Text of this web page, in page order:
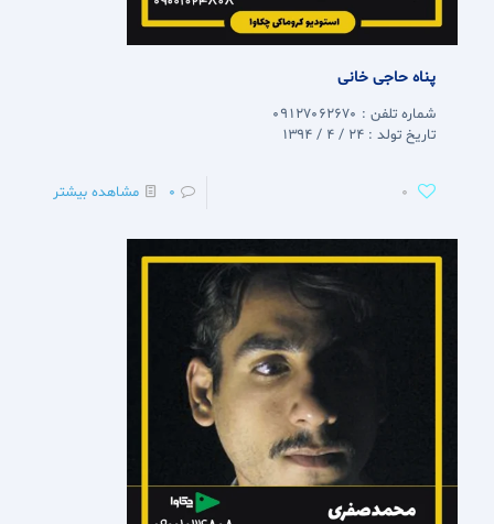
پناه حاجی خانی
شماره تلفن : 09127062670
تاریخ تولد : 24 / 4 / 1394
0
0 مشاهده بیشتر